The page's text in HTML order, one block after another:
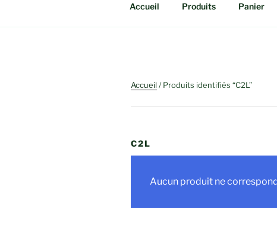
Accueil Produits Panier
Accueil/ Produits identifiés “C2L”
C2L
Aucun produit ne